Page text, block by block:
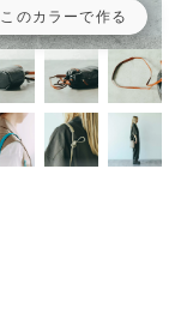
このカラーで作る